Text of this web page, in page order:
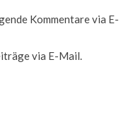
Kommentare via E-
via E-Mail.